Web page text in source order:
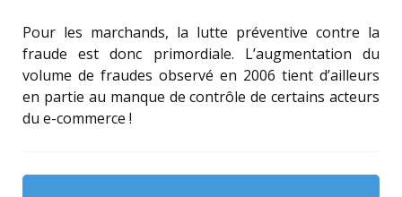
Pour les marchands, la lutte préventive contre la
fraude est donc primordiale. L’augmentation du
volume de fraudes observé en 2006 tient d’ailleurs
en partie au manque de contrôle de certains acteurs
du e-commerce !